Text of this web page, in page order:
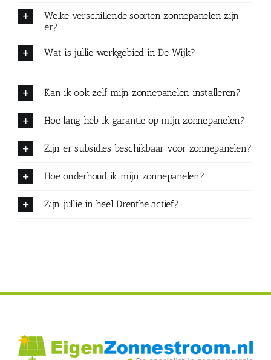
Welke verschillende soorten zonnepanelen zijn
er?
Wat is jullie werkgebied in De Wijk?
Kan ik ook zelf mijn zonnepanelen installeren?
Hoe lang heb ik garantie op mijn zonnepanelen?
Zijn er subsidies beschikbaar voor zonnepanelen?
Hoe onderhoud ik mijn zonnepanelen?
Zijn jullie in heel Drenthe actief?